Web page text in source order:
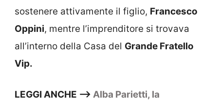
sostenere attivamente il figlio, Francesco
Oppini, mentre l’imprenditore si trovava
all’interno della Casa del Grande Fratello
Vip.
LEGGI ANCHE —–> Alba Parietti, la